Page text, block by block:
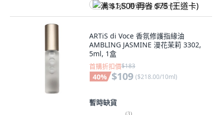
满 $1,500 再省 $75 (王道卡)
ARTiS di Voce 香氛修護指緣油
AMBLING JASMINE 漫花茉莉 3302,
5ml, 1盒
首購折扣價$183
40% $109 ($218.00/10ml)
暫時缺貨
(3)